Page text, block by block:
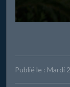
Publié le : Mardi